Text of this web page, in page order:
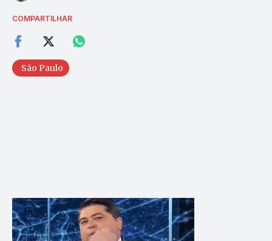
COMPARTILHAR
São Paulo